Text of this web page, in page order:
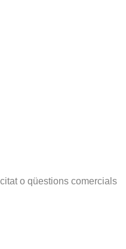
o qüestions comercials